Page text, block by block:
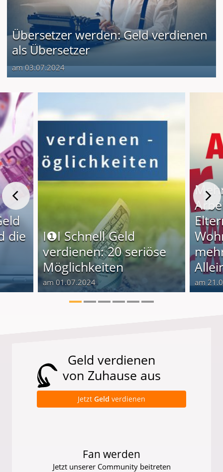
Übersetzer werden: Geld verdienen
als Übersetzer
am 03.07.2024
die
I❶I Schnell Geld
verdienen: 20 seriöse
Möglichkeiten
am 01.07.2024 am
Geld verdienen
von Zuhause aus
Jetzt Geld verdienen
Fan werden
Jetzt unserer Community beitreten